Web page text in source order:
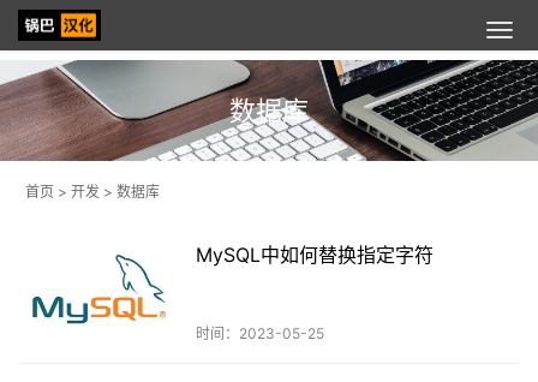
数据库
首页 > 开发 > 数据库
MySQL中如何替换指定字符
时间：2023-05-25